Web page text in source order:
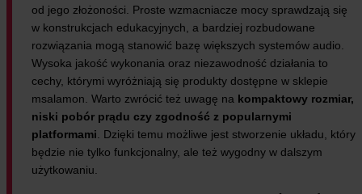
od jego złożoności. Proste wzmacniacze mocy sprawdzają się
w konstrukcjach edukacyjnych, a bardziej rozbudowane
rozwiązania mogą stanowić bazę większych systemów audio.
Wysoka jakość wykonania oraz niezawodność działania to
cechy, którymi wyróżniają się produkty dostępne w sklepie
msalamon. Warto zwrócić też uwagę na kompaktowy rozmiar,
niski pobór prądu czy zgodność z popularnymi
platformami. Dzięki temu możliwe jest stworzenie układu, który
będzie nie tylko funkcjonalny, ale też wygodny w dalszym
użytkowaniu.